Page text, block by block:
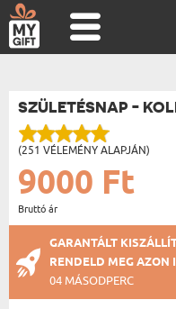
SZÜLETÉSNAP -
(251 VÉLEMÉNY ALAPJÁN)
9000 Ft
Bruttó ár
GARANTÁLT
RENDELD MEG AZON
03 MÁSODPERC